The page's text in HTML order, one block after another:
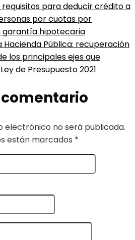
para deducir crédito a
por cuotas por
garantía hipotecaria
Hacienda Pública: recuperación
los principales ejes que
de Presupuesto 2021
electrónico no será publicada.
están marcados *